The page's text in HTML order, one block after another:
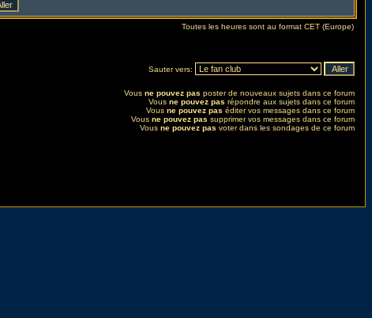
Toutes les heures sont au format CET (Europe)
Sauter vers:
Vous ne pouvez pas poster de nouveaux sujets dans ce forum
Vous ne pouvez pas répondre aux sujets dans ce forum
Vous ne pouvez pas éditer vos messages dans ce forum
Vous ne pouvez pas supprimer vos messages dans ce forum
Vous ne pouvez pas voter dans les sondages de ce forum